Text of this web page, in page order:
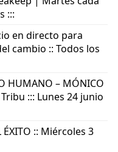
:::
en directo para
cambio :: Todos los
HUMANO – MÓNICO
::: Lunes 24 junio
ÉXITO :: Miércoles 3